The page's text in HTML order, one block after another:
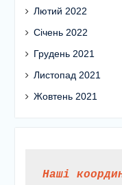
Лютий 2022
Січень 2022
Грудень 2021
Листопад 2021
Жовтень 2021
Наші